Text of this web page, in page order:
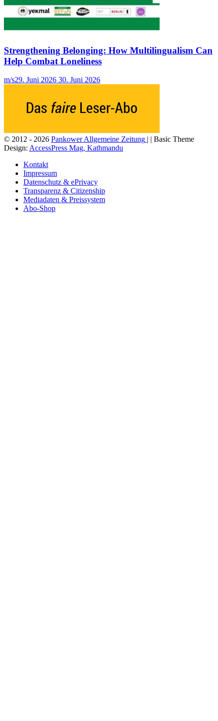
Strengthening Belonging: How Multilingualism Can
Help Combat Loneliness
m/s29. Juni 2026 30. Juni 2026
© 2012 - 2026 Pankower Allgemeine Zeitung | | Basic Theme
Design: AccessPress Mag, Kathmandu
Kontakt
Impressum
Datenschutz & ePrivacy
Transparenz & Citizenship
Mediadaten & Preissystem
Abo-Shop